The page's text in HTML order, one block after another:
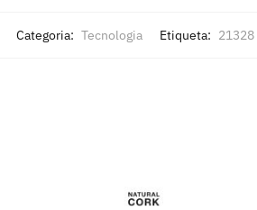
Categoria: Tecnologia Etiqueta: 21328